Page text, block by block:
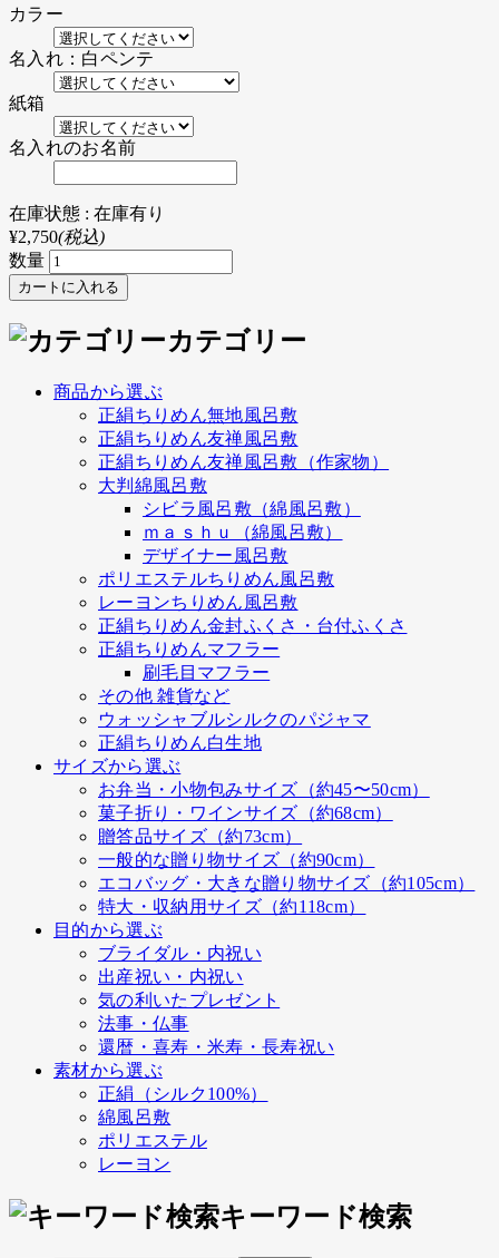
カラー
名入れ：白ペンテ
紙箱
名入れのお名前
在庫状態 : 在庫有り
¥2,750(税込)
数量
カテゴリー
商品から選ぶ
正絹ちりめん無地風呂敷
正絹ちりめん友禅風呂敷
正絹ちりめん友禅風呂敷（作家物）
大判綿風呂敷
シビラ風呂敷（綿風呂敷）
ｍａｓｈｕ（綿風呂敷）
デザイナー風呂敷
ポリエステルちりめん風呂敷
レーヨンちりめん風呂敷
正絹ちりめん金封ふくさ・台付ふくさ
正絹ちりめんマフラー
刷毛目マフラー
その他 雑貨など
ウォッシャブルシルクのパジャマ
正絹ちりめん白生地
サイズから選ぶ
お弁当・小物包みサイズ（約45〜50cm）
菓子折り・ワインサイズ（約68cm）
贈答品サイズ（約73cm）
一般的な贈り物サイズ（約90cm）
エコバッグ・大きな贈り物サイズ（約105cm）
特大・収納用サイズ（約118cm）
目的から選ぶ
ブライダル・内祝い
出産祝い・内祝い
気の利いたプレゼント
法事・仏事
還暦・喜寿・米寿・長寿祝い
素材から選ぶ
正絹（シルク100%）
綿風呂敷
ポリエステル
レーヨン
キーワード検索